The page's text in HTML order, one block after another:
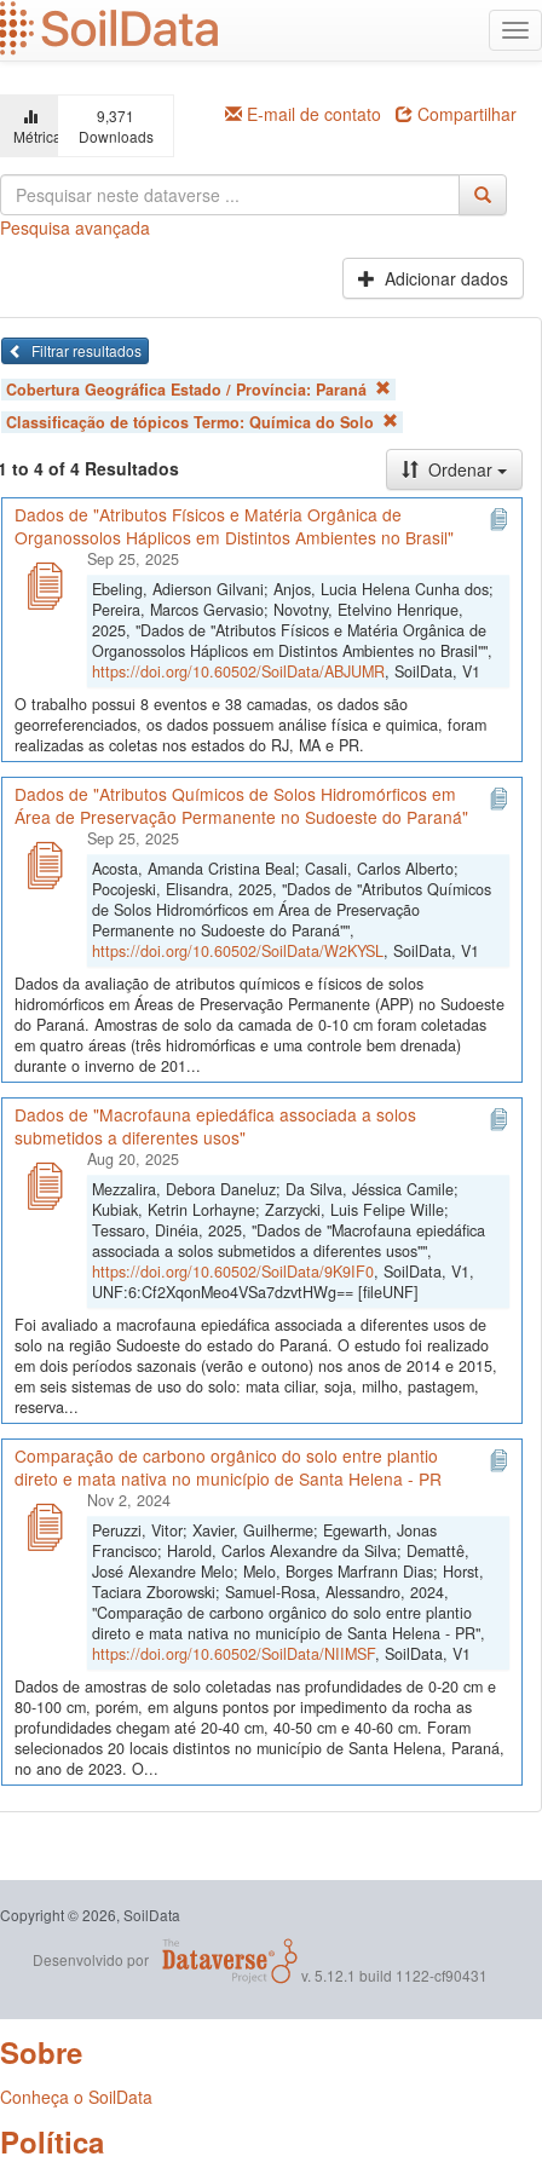
Ir
para
o
principal
Métricas
9,371
Downloads
E-mail de contato Compartilhar
Pesquisa avançada
Adicionar dados
Filtrar resultados
Cobertura Geográfica Estado / Província: Paraná
Classificação de tópicos Termo: Química do Solo
to 4 of 4 Resultados
Ordenar
Dados de "Atributos Físicos e Matéria Orgânica de
Organossolos Háplicos em Distintos Ambientes no Brasil"
Sep 25, 2025
Ebeling, Adierson Gilvani; Anjos, Lucia Helena Cunha dos;
Pereira, Marcos Gervasio; Novotny, Etelvino Henrique,
2025, "Dados de "Atributos Físicos e Matéria Orgânica de
Organossolos Háplicos em Distintos Ambientes no Brasil"",
https://doi.org/10.60502/SoilData/ABJUMR, SoilData, V1
O trabalho possui 8 eventos e 38 camadas, os dados são
georreferenciados, os dados possuem análise física e quimica, foram
realizadas as coletas nos estados do RJ, MA e PR.
Dados de "Atributos Químicos de Solos Hidromórficos em
Área de Preservação Permanente no Sudoeste do Paraná"
Sep 25, 2025
Acosta, Amanda Cristina Beal; Casali, Carlos Alberto;
Pocojeski, Elisandra, 2025, "Dados de "Atributos Químicos
de Solos Hidromórficos em Área de Preservação
Permanente no Sudoeste do Paraná"",
https://doi.org/10.60502/SoilData/W2KYSL, SoilData, V1
Dados da avaliação de atributos químicos e físicos de solos
hidromórficos em Áreas de Preservação Permanente (APP) no Sudoeste
do Paraná. Amostras de solo da camada de 0-10 cm foram coletadas
em quatro áreas (três hidromórficas e uma controle bem drenada)
durante o inverno de 201...
Dados de "Macrofauna epiedáfica associada a solos
submetidos a diferentes usos"
Aug 20, 2025
Mezzalira, Debora Daneluz; Da Silva, Jéssica Camile;
Kubiak, Ketrin Lorhayne; Zarzycki, Luis Felipe Wille;
Tessaro, Dinéia, 2025, "Dados de "Macrofauna epiedáfica
associada a solos submetidos a diferentes usos"",
https://doi.org/10.60502/SoilData/9K9IF0, SoilData, V1,
UNF:6:Cf2XqonMeo4VSa7dzvtHWg== [fileUNF]
Foi avaliado a macrofauna epiedáfica associada a diferentes usos de
solo na região Sudoeste do estado do Paraná. O estudo foi realizado
em dois períodos sazonais (verão e outono) nos anos de 2014 e 2015,
em seis sistemas de uso do solo: mata ciliar, soja, milho, pastagem,
reserva...
Comparação de carbono orgânico do solo entre plantio
direto e mata nativa no município de Santa Helena - PR
Nov 2, 2024
Peruzzi, Vitor; Xavier, Guilherme; Egewarth, Jonas
Francisco; Harold, Carlos Alexandre da Silva; Demattê,
José Alexandre Melo; Melo, Borges Marfrann Dias; Horst,
Taciara Zborowski; Samuel-Rosa, Alessandro, 2024,
"Comparação de carbono orgânico do solo entre plantio
direto e mata nativa no município de Santa Helena - PR",
https://doi.org/10.60502/SoilData/NIIMSF, SoilData, V1
Dados de amostras de solo coletadas nas profundidades de 0-20 cm e
80-100 cm, porém, em alguns pontos por impedimento da rocha as
profundidades chegam até 20-40 cm, 40-50 cm e 40-60 cm. Foram
selecionados 20 locais distintos no município de Santa Helena, Paraná,
no ano de 2023. O...
Copyright © 2026, SoilData
Desenvolvido por
v. 5.12.1 build 1122-cf90431
Sobre
Conheça o SoilData
Política